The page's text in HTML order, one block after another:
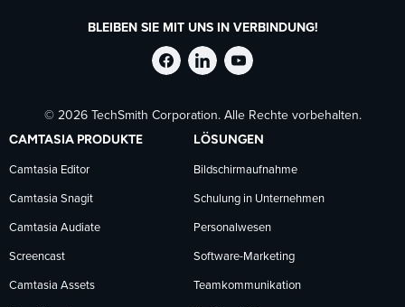
BLEIBEN SIE MIT UNS IN VERBINDUNG!
TechSmith
auf
Facebook
folgen
TechSmith
auf
LinkedIn
folgen
TechSmith
auf
YouTube
© 2026 TechSmith Corporation. Alle Rechte vorbehalten.
CAMTASIA PRODUKTE
Camtasia Editor
Camtasia Snagit
Camtasia Audiate
Screencast
Camtasia Assets
LÖSUNGEN
Bildschirmaufnahme
Schulung in Unternehmen
Personalwesen
Software-Marketing
Teamkommunikation